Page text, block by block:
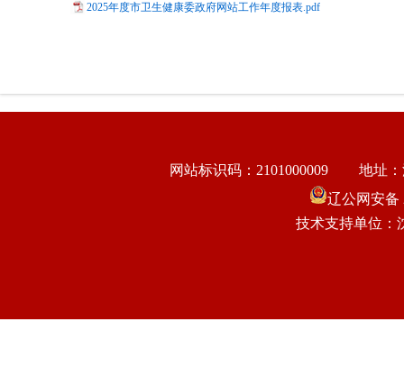
2025年度市卫生健康委政府网站工作年度报表.pdf
网站标识码：2101000009
地址
辽公网安备
技术支持单位：